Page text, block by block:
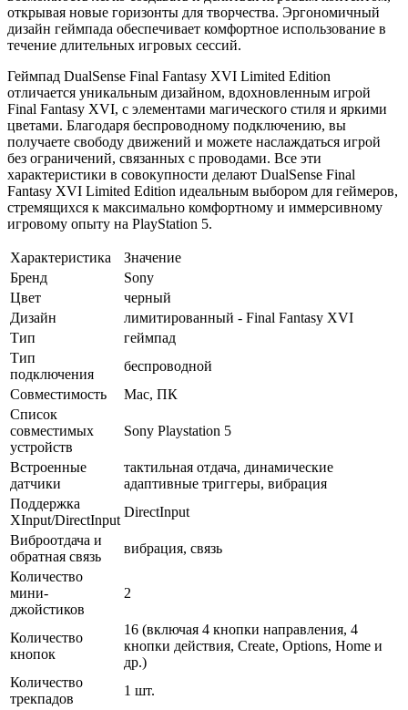
открывая новые горизонты для творчества. Эргономичный
дизайн геймпада обеспечивает комфортное использование в
течение длительных игровых сессий.
Геймпад DualSense Final Fantasy XVI Limited Edition
отличается уникальным дизайном, вдохновленным игрой
Final Fantasy XVI, с элементами магического стиля и яркими
цветами. Благодаря беспроводному подключению, вы
получаете свободу движений и можете наслаждаться игрой
без ограничений, связанных с проводами. Все эти
характеристики в совокупности делают DualSense Final
Fantasy XVI Limited Edition идеальным выбором для геймеров,
стремящихся к максимально комфортному и иммерсивному
игровому опыту на PlayStation 5.
Характеристика
Значение
Бренд
Sony
Цвет
черный
Дизайн
лимитированный - Final Fantasy XVI
Тип
геймпад
Тип
подключения
беспроводной
Совместимость
Mac, ПК
Список
совместимых
устройств
Sony Playstation 5
Встроенные
датчики
тактильная отдача, динамические
адаптивные триггеры, вибрация
Поддержка
XInput/DirectInput
DirectInput
Виброотдача и
обратная связь
вибрация, связь
Количество
мини-
джойстиков
2
Количество
кнопок
16 (включая 4 кнопки направления, 4
кнопки действия, Create, Options, Home и
др.)
Количество
трекпадов
1 шт.